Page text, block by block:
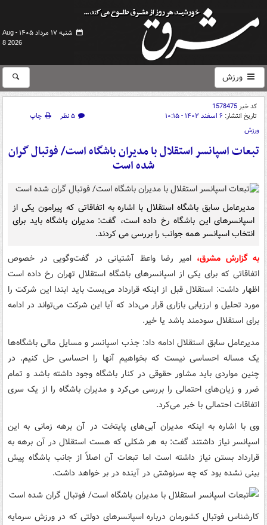
شنبه ۱۷ مرداد ۱۴۰۵ -
Aug
8 2026
ورزش
کد خبر1578475
تاریخ انتشار: ۶ اسفند ۱۴۰۲ - ۱۰:۱۵ ۵ نظر
چاپ
ورزش
تبعات اسپانسر استقلال با مدیران باشگاه است/ فوتبال گران
شده است
مدیرعامل سابق باشگاه استقلال با اشاره به اتفاقاتی که پیرامون یکی از
اسپانسرهای این باشگاه رخ داده است، گفت: مدیران باشگاه باید برای
انتخاب اسپانسر همه جوانب را بررسی می کردند.
به گزارش مشرق،امیر رضا واعظ آشتیانی در گفت‌وگویی در خصوص
اتفاقاتی که برای یکی از اسپانسرهای باشگاه استقلال تهران رخ داده است
اظهار داشت: استقلال قبل از اینکه قرارداد می‌بست باید ابتدا این شرکت را
مورد تحلیل و ارزیابی بازاری قرار می‌داد که آیا این شرکت می‌تواند در ادامه
برای استقلال سودمند باشد یا خیر.
مدیرعامل سابق استقلال ادامه داد: جذب اسپانسر و مسایل مالی باشگاه‌ها
یک مساله احساسی نیست که بخواهیم آنها را احساسی حل کنیم. در
چنین مواردی باید مشاور حقوقی در کنار باشگاه وجود داشته باشد و تمام
ضرر و زیان‌های احتمالی را بررسی می‌کرد و مدیران باشگاه را از یک سری
اتفاقات احتمالی با خبر می‌کرد.
وی با اشاره به اینکه مدیران آبی‌های پایتخت در آن برهه زمانی به این
اسپانسر نیاز داشتند گفت: به هر شکلی که هست استقلال در آن برهه به
قرارداد بستن نیاز داشته است اما تبعات آن اصلاً از جانب باشگاه پیش
بینی نشده بود که چه سرنوشتی در آینده در بر خواهد داشت.
کارشناس فوتبال کشورمان درباره اسپانسرهای دولتی که در ورزش سرمایه